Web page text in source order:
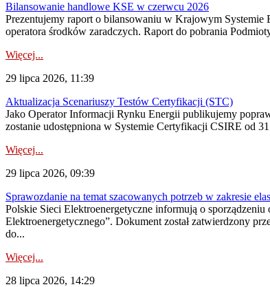
Bilansowanie handlowe KSE w czerwcu 2026
Prezentujemy raport o bilansowaniu w Krajowym Systemie
operatora środków zaradczych. Raport do pobrania
Więcej...
29 lipca 2026, 11:39
Aktualizacja Scenariuszy Testów Certyfikacji (STC)
Jako Operator Informacji Rynku Energii publikujemy
zostanie udostępniona w Systemie Certyfikacji CSIRE od
Więcej...
29 lipca 2026, 09:39
Sprawozdanie na temat szacowanych potrzeb w zakresie
Polskie Sieci Elektroenergetyczne informują o
Elektroenergetycznego”. Dokument został zatwierdzony
do...
Więcej...
28 lipca 2026, 14:29